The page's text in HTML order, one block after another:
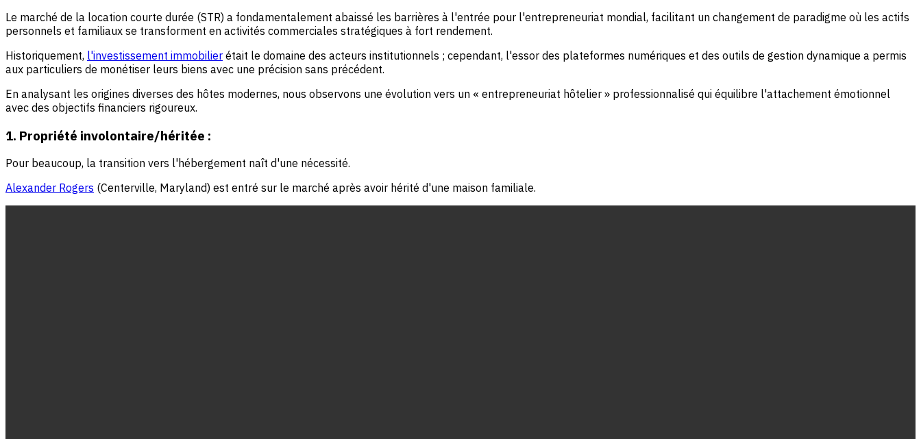
Le marché de la location courte durée (STR) a fondamentalement abaissé les barrières à l'entrée pour l'entrepreneuriat mondial, facilitant un changement de paradigme où les actifs
personnels et familiaux se transforment en activités commerciales stratégiques à fort rendement.
Historiquement, l'investissement immobilier était le domaine des acteurs institutionnels ; cependant, l'essor des plateformes numériques et des outils de gestion dynamique a permis
aux particuliers de monétiser leurs biens avec une précision sans précédent.
En analysant les origines diverses des hôtes modernes, nous observons une évolution vers un « entrepreneuriat hôtelier » professionnalisé qui équilibre l'attachement émotionnel
avec des objectifs financiers rigoureux.
1. Propriété involontaire/héritée :
Pour beaucoup, la transition vers l'hébergement naît d'une nécessité.
Alexander Rogers (Centerville, Maryland) est entré sur le marché après avoir hérité d'une maison familiale.